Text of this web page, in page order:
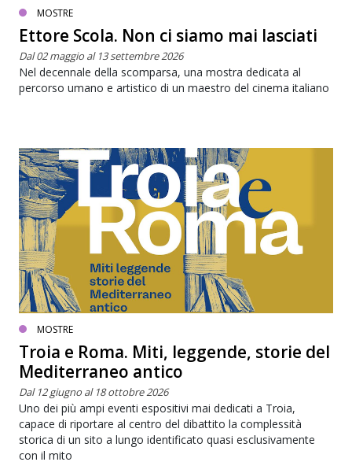
MOSTRE
Ettore Scola. Non ci siamo mai lasciati
Dal 02 maggio al 13 settembre 2026
Nel decennale della scomparsa, una mostra dedicata al
percorso umano e artistico di un maestro del cinema italiano
MOSTRE
Troia e Roma. Miti, leggende, storie del
Mediterraneo antico
Dal 12 giugno al 18 ottobre 2026
Uno dei più ampi eventi espositivi mai dedicati a Troia,
capace di riportare al centro del dibattito la complessità
storica di un sito a lungo identificato quasi esclusivamente
con il mito